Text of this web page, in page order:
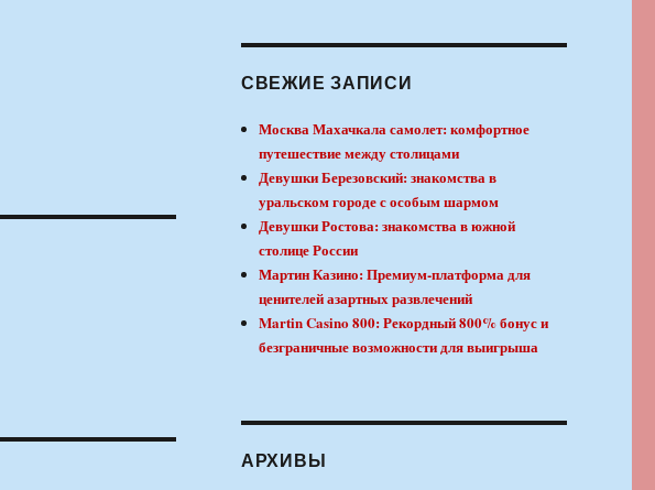
СВЕЖИЕ ЗАПИСИ
Москва Махачкала самолет: комфортное
путешествие между столицами
Девушки Березовский: знакомства в
уральском городе с особым шармом
Девушки Ростова: знакомства в южной
столице России
Мартин Казино: Премиум-платформа для
ценителей азартных развлечений
Martin Casino 800: Рекордный 800% бонус и
безграничные возможности для выигрыша
АРХИВЫ